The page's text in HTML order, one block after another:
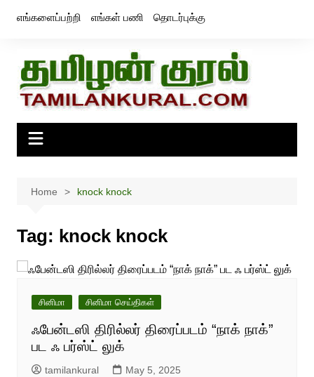
எங்களைப்பற்றி எங்கள் பணி தொடர்புக்கு
Home knock knock
Tag: knock knock
சினிமா சினிமா செய்திகள்
ஃபேன்டஸி திரில்லர் திரைப்படம் “நாக் நாக்”
பட ஃ பர்ஸ்ட் லுக்
tamilankural May 5, 2025